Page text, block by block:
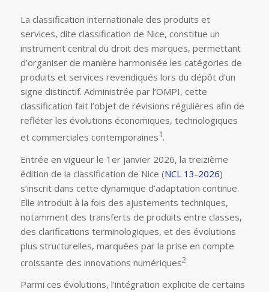
La classification internationale des produits et
services, dite classification de Nice, constitue un
instrument central du droit des marques, permettant
d’organiser de manière harmonisée les catégories de
produits et services revendiqués lors du dépôt d’un
signe distinctif. Administrée par l’OMPI, cette
classification fait l’objet de révisions régulières afin de
refléter les évolutions économiques, technologiques
et commerciales contemporaines1.
Entrée en vigueur le 1er janvier 2026, la treizième
édition de la classification de Nice (NCL 13-2026)
s’inscrit dans cette dynamique d’adaptation continue.
Elle introduit à la fois des ajustements techniques,
notamment des transferts de produits entre classes,
des clarifications terminologiques, et des évolutions
plus structurelles, marquées par la prise en compte
croissante des innovations numériques2.
Parmi ces évolutions, l’intégration explicite de certains